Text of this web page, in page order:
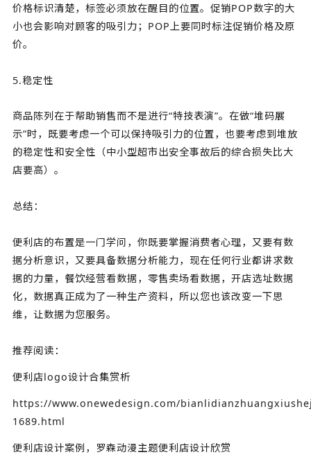
价格标识清楚，标签必须放在醒目的位置。促销POP数字的大
小也会影响对顾客的吸引力；POP上要同时标注促销价格及原
价。
5.稳定性
商品陈列在于帮助销售而不是进行“特技表演”。在做“堆码展
示”时，既要考虑一个可以保持吸引力的位置，也要考虑到堆放
的稳定性和安全性（中小型超市出安全事故后的综合损失比大
店要高）。
总结：
便利店的布置是一门学问，你既要掌握消费者心理，又要有数
据分析意识，又要具备数据分析能力，现在任何行业都讲求数
据的力量，餐饮经营看数据，零售卖场看数据，开店选址数据
化，数据真正成为了一种生产资料，所以您也该改变一下思
维，让数据为您服务。
推荐阅读：
便利店logo设计合集赏析
https://www.onewedesign.com/
1689.html
便利店设计案例，罗森动漫主题便利店设计欣赏